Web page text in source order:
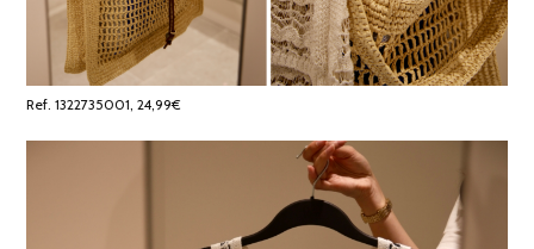
Ref. 1322735001, 24,99€